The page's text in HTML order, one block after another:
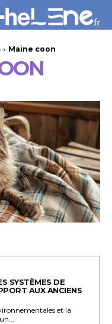
Maine coon
SYSTÈMES DE
AUX ANCIENS
et la